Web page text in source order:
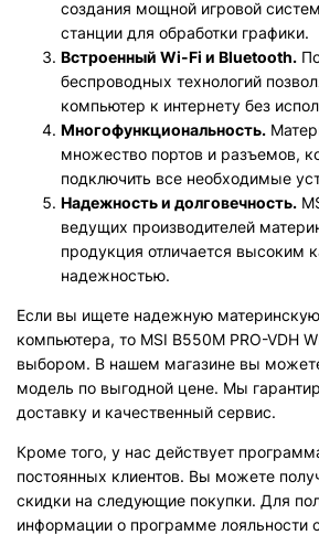
создания мощной игровой
станции для обработки графики.
Встроенный Wi-Fi и Bluetooth.
беспроводных технологий
компьютер к интернету без
Многофункциональность.
множество портов и разъемов,
подключить все необходимые
Надежность и долговечность.
ведущих производителей
продукция отличается высоким
надежностью.
Если вы ищете надежную материнскую
компьютера, то MSI B550M PRO-VDH
выбором. В нашем магазине вы
модель по выгодной цене. Мы
доставку и качественный сервис.
Кроме того, у нас действует
постоянных клиентов. Вы можете
скидки на следующие покупки. Для
информации о программе лояльности